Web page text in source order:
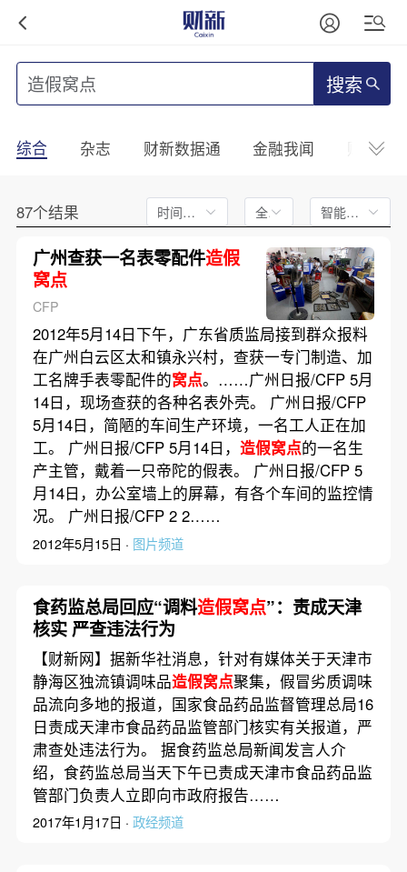
搜索
综合 杂志 财新数据通 金融我闻 财新
87个结果 时间不限 全文 智能排序
广州查获一名表零配件造假
窝点
CFP
2012年5月14日下午，广东省质监局接到群众报料
在广州白云区太和镇永兴村，查获一专门制造、加
工名牌手表零配件的窝点。……广州日报/CFP 5月
14日，现场查获的各种名表外壳。 广州日报/CFP
5月14日，简陋的车间生产环境，一名工人正在加
工。 广州日报/CFP 5月14日， 造假窝点的一名生
产主管，戴着一只帝陀的假表。 广州日报/CFP 5
月14日，办公室墙上的屏幕，有各个车间的监控情
况。 广州日报/CFP 2 2……
2012年5月15日 · 图片频道
食药监总局回应“调料造假窝点”：责成天津
核实 严查违法行为
【财新网】据新华社消息，针对有媒体关于天津市
静海区独流镇调味品造假窝点聚集，假冒劣质调味
品流向多地的报道，国家食品药品监督管理总局16
日责成天津市食品药品监管部门核实有关报道，严
肃查处违法行为。 据食药监总局新闻发言人介
绍，食药监总局当天下午已责成天津市食品药品监
管部门负责人立即向市政府报告……
2017年1月17日 · 政经频道